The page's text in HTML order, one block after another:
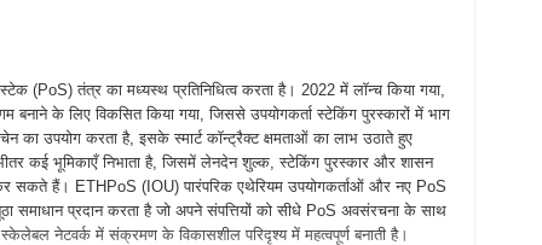
(PoS) तंत्र का मध्यस्थ प्रतिनिधित्व करता है। 2022 में लॉन्च किया गया,
के लिए विकसित किया गया, जिससे उपयोगकर्ता स्टेकिंग पुरस्कारों में भाग
का उपयोग करता है, इसके स्मार्ट कॉन्ट्रैक्ट क्षमताओं का लाभ उठाते हुए
कई भूमिकाएँ निभाता है, जिसमें लेनदेन शुल्क, स्टेकिंग पुरस्कार और शासन
कर सकते हैं। ETHPoS (IOU) पारंपरिक एथेरियम उपयोगकर्ताओं और नए PoS
समाधान प्रदान करता है जो अपने संपत्तियों को सीधे PoS अवसंरचना के साथ
नेटवर्क में संक्रमण के विकासशील परिदृश्य में महत्वपूर्ण बनाती है।